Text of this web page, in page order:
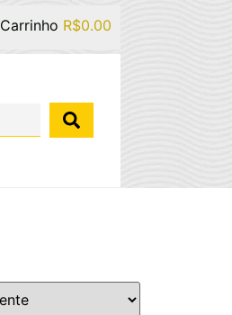
Carrinho R$0.00